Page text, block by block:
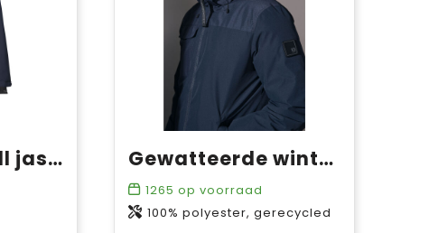
Zip-n-Mix shell jas | dames Gewatteerde winterjas met capuchon
1265 op voorraad
100% polyester, gerecycled